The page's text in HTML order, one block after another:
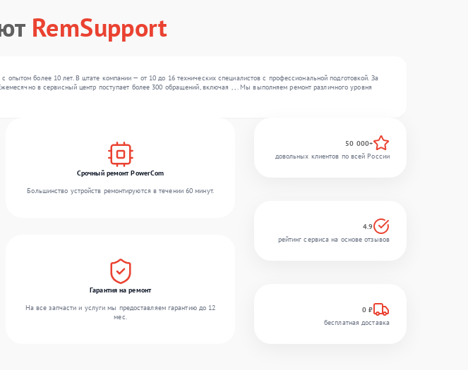
RemSupport
более 10 лет. В штате компании — от 10 до 16 технических специалистов с профессиональной подготовкой. За
в сервисный центр поступает более 300 обращений, включая , , . Мы выполняем ремонт различного уровня
Срочный ремонт PowerCom
Большинство устройств ремонтируются в течении 60 минут.
Гарантия на ремонт
На все запчасти и услуги мы предоставляем гарантию до 12
мес.
50 000+
довольных клиентов по всей России
4.9
рейтинг сервиса на основе отзывов
0 ₽
бесплатная доставка